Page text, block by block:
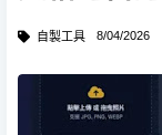
自製工具 8/04/2026